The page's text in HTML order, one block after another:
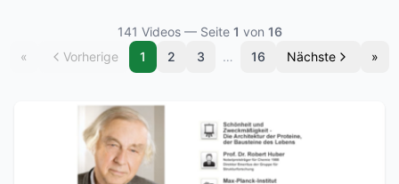
141 Videos— Seite 1 von 16
«
Vorherige 1 2 3 … 16 Nächste »